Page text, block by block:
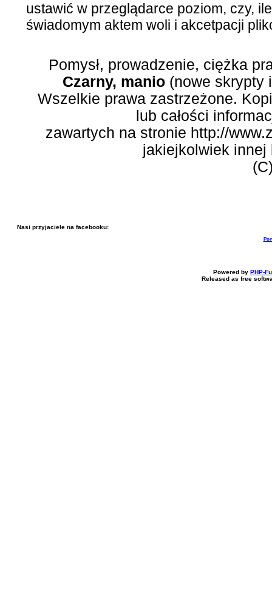
ustawić w przeglądarce poziom, czy,
świadomym aktem woli i akcetpacji
Pomysł, prowadzenie, ciężka
Czarny, manio (nowe skrypty
Wszelkie prawa zastrzeżone.
lub całości
zawartych na stronie http://
jakiejkolwiek innej
Nasi przyjaciele na facebooku:
Powered by PHP-
Released as free